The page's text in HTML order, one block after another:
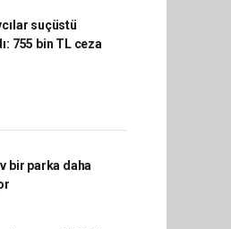
suçüstü
755 bin TL ceza
bir parka daha